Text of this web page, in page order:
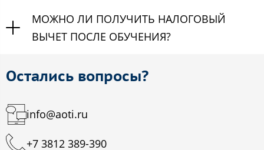
МОЖНО ЛИ ПОЛУЧИТЬ НАЛОГОВЫЙ
ВЫЧЕТ ПОСЛЕ ОБУЧЕНИЯ?
Остались вопросы?
info@aoti.ru
+7 3812 389-390